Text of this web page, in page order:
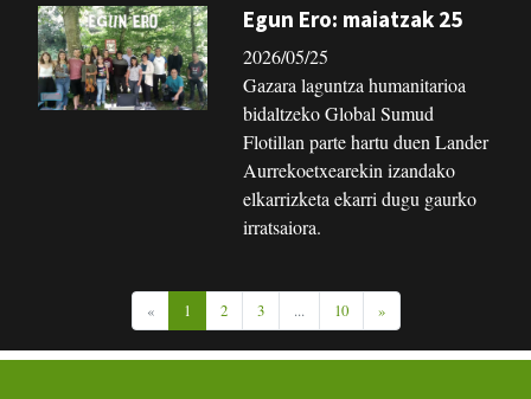
Egun Ero: maiatzak 25
2026/05/25
Gazara laguntza humanitarioa
bidaltzeko Global Sumud
Flotillan parte hartu duen Lander
Aurrekoetxearekin izandako
elkarrizketa ekarri dugu gaurko
irratsaiora.
« 1 2 3 ... 10 »